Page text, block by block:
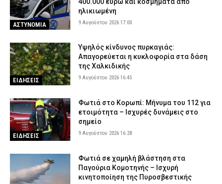
ΑΣΤΥΝΟΜΙΑ
ηλικιωμένη
9 Αυγούστου 2026 17:00
ΕΙΔΗΣΕΙΣ
Υψηλός κίνδυνος πυρκαγιάς:
Απαγορεύεται η κυκλοφορία στα δάση
της Χαλκιδικής
9 Αυγούστου 2026 16:45
ΕΙΔΗΣΕΙΣ
Φωτιά στο Κορωπί: Μήνυμα του 112 για
ετοιμότητα – Ισχυρές δυνάμεις στο
σημείο
9 Αυγούστου 2026 16:28
Φωτιά σε χαμηλή βλάστηση στα
Παγούρια Κομοτηνής – Ισχυρή
κινητοποίηση της Πυροσβεστικής